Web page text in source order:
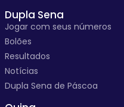
Dupla Sena
Jogar com seus números
Bolões
Resultados
Notícias
Dupla Sena de Páscoa